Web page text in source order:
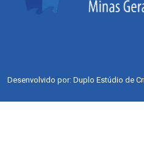
Desenvolvido por: Duplo Estúdio de